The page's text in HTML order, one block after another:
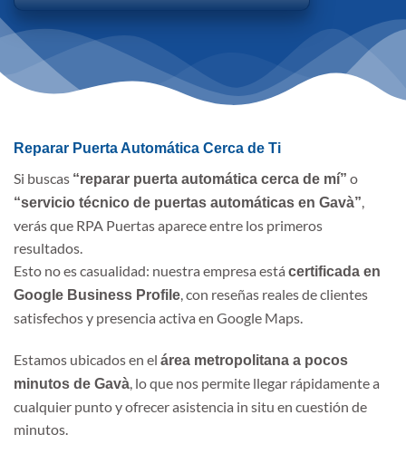
Reparar Puerta Automática Cerca de Ti
Si buscas “reparar puerta automática cerca de mí” o
“servicio técnico de puertas automáticas en Gavà”,
verás que RPA Puertas aparece entre los primeros
resultados.
Esto no es casualidad: nuestra empresa está certificada en
Google Business Profile, con reseñas reales de clientes
satisfechos y presencia activa en Google Maps.
Estamos ubicados en el área metropolitana a pocos
minutos de Gavà, lo que nos permite llegar rápidamente a
cualquier punto y ofrecer asistencia in situ en cuestión de
minutos.